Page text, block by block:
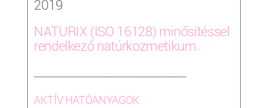
2019
NATURIX (ISO 16128) minősítéssel
rendelkező natúrkozmetikum.
AKTÍV HATÓANYAGOK